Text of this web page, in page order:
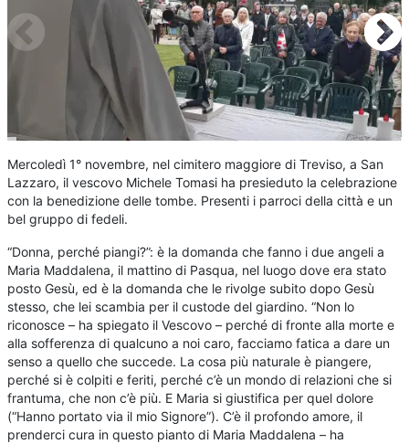
Mercoledì 1° novembre, nel cimitero maggiore di Treviso, a San
Lazzaro, il vescovo Michele Tomasi ha presieduto la celebrazione
con la benedizione delle tombe. Presenti i parroci della città e un
bel gruppo di fedeli.
“Donna, perché piangi?”: è la domanda che fanno i due angeli a
Maria Maddalena, il mattino di Pasqua, nel luogo dove era stato
posto Gesù, ed è la domanda che le rivolge subito dopo Gesù
stesso, che lei scambia per il custode del giardino. “Non lo
riconosce – ha spiegato il Vescovo – perché di fronte alla morte e
alla sofferenza di qualcuno a noi caro, facciamo fatica a dare un
senso a quello che succede. La cosa più naturale è piangere,
perché si è colpiti e feriti, perché c’è un mondo di relazioni che si
frantuma, che non c’è più. E Maria si giustifica per quel dolore
(“Hanno portato via il mio Signore”). C’è il profondo amore, il
prenderci cura in questo pianto di Maria Maddalena – ha